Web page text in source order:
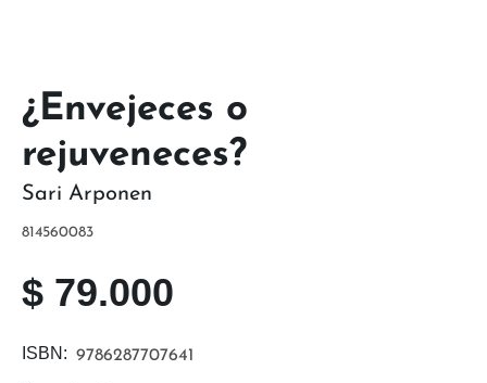
ISBN: 9786287707641
$ 79.000
814560083
Sari Arponen
¿Envejeces o
rejuveneces?